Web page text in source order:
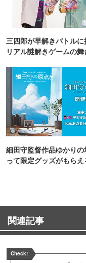
三四郎が早解きバトルに
リアル謎解きゲームの
細田守監督作品ゆかりの
って限定グッズがもらえ
関連記事
Check!